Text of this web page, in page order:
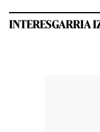
INTERESGARRIA